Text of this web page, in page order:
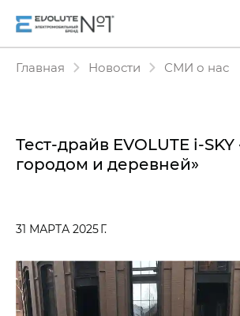
Главная Новости СМИ о нас
Тест-драйв EVOLUTE
городом и деревней»
31 МАРТА 2025 Г.